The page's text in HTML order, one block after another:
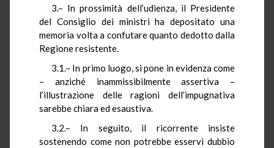
3.– In prossimità dell’udienza, il Presidente
del Consiglio dei ministri ha depositato una
memoria volta a confutare quanto dedotto dalla
Regione resistente.
3.1.– In primo luogo, si pone in evidenza come
– anziché inammissibilmente assertiva –
l’illustrazione delle ragioni dell’impugnativa
sarebbe chiara ed esaustiva.
3.2.– In seguito, il ricorrente insiste
sostenendo come non potrebbe esservi dubbio